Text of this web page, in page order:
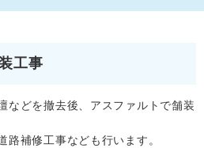
工事
などを撤去後、アスファルトで舗装
路補修工事なども行います。